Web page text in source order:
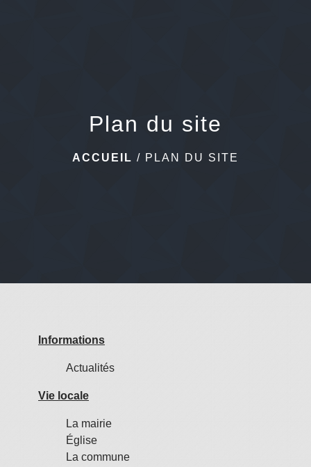
Plan du site
ACCUEIL / PLAN DU SITE
Informations
Actualités
Vie locale
La mairie
Église
La commune